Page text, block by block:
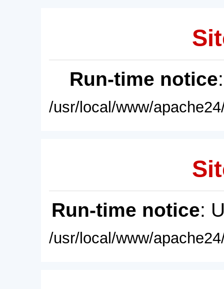
Run-time notice
/usr/local/www/
Run-time notice:
/usr/local/www/